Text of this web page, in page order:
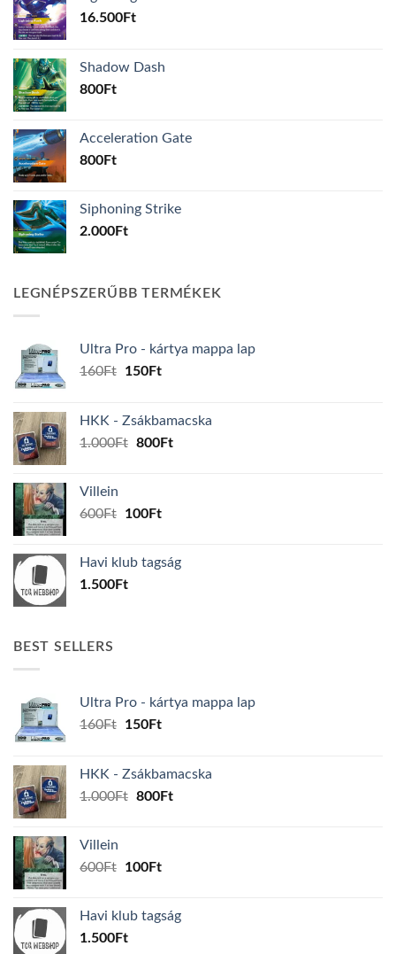
16.500Ft
Shadow Dash
800Ft
Acceleration Gate
800Ft
Siphoning Strike
2.000Ft
LEGNÉPSZERŰBB TERMÉKEK
Ultra Pro - kártya mappa lap
160Ft
Original
160Ft.
150FtCurrent
150Ft.
HKK - Zsákbamacska
1.000Ft Original
800FtCurrent
Villein
600Ft
Original
600Ft.
100FtCurrent
100Ft.
Havi klub tagság
1.500Ft
BEST SELLERS
Ultra Pro - kártya mappa lap
160Ft
Original
160Ft.
150FtCurrent
150Ft.
HKK - Zsákbamacska
1.000Ft Original
800FtCurrent
Villein
600Ft
Original
600Ft.
100FtCurrent
100Ft.
Havi klub tagság
1.500Ft